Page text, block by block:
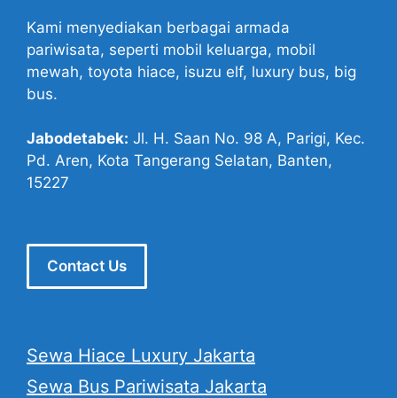
Kami menyediakan berbagai armada
pariwisata, seperti mobil keluarga, mobil
mewah, toyota hiace, isuzu elf, luxury bus, big
bus.
Jabodetabek: Jl. H. Saan No. 98 A, Parigi, Kec.
Pd. Aren, Kota Tangerang Selatan, Banten,
15227
Contact Us
Sewa Hiace Luxury Jakarta
Sewa Bus Pariwisata Jakarta